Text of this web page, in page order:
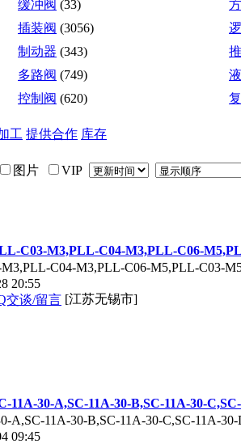
缓冲阀 (33)
插装阀 (3056)
制动器 (343)
多路阀 (749)
控制阀 (620)
工 提供合作 库存
图片 VIP
C03-M3,PLL-C04-M3,PLL-C06-
C04-M3,PLL-C06-M5,PLL-C03-
20:55
[江苏无锡市]
11A-30-A,SC-11A-30-B,SC-11A-30-
A,SC-11A-30-B,SC-11A-30-C,SC-11A-
09:45